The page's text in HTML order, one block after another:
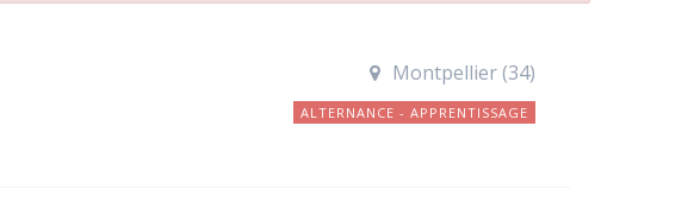
Montpellier (34)
ALTERNANCE - APPRENTISSAGE